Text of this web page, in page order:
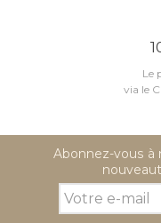
Le
via le
Abonnez-vous